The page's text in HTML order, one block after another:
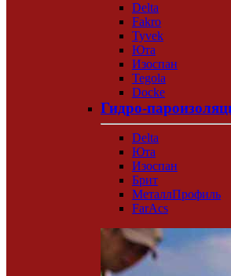
Delta
Fakro
Tyvek
Юта
Изоспан
Tegola
Docke
Гидро-
Delta
Юта
Изоспан
Брит
МеталлПрофиль
FarAcs